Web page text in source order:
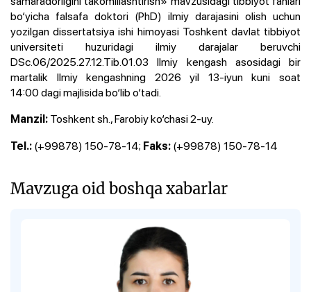
bo‘yicha falsafa doktori (PhD) ilmiy darajasini olish uchun
yozilgan dissertatsiya ishi himoyasi Toshkent davlat tibbiyot
universiteti huzuridagi ilmiy darajalar beruvchi
DSc.06/2025.27.12.Tib.01.03 Ilmiy kengash asosidagi bir
martalik Ilmiy kengashning 2026 yil 13-iyun kuni soat
14:00 dagi majlisida bo‘lib o‘tadi.
Manzil: Toshkent sh., Farobiy ko‘chasi 2-uy.
Tel.: (+99878) 150-78-14; Faks: (+99878) 150-78-14
Mavzuga oid boshqa xabarlar